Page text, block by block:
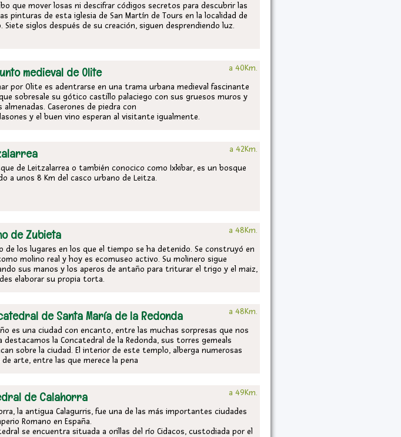
que mover losas ni descifrar códigos secretos para descubrir las
pinturas de esta iglesia de San Martín de Tours en la localidad de
Siete siglos después de su creación, siguen desprendiendo luz.
a 40Km.
medieval de Olite
por Olite es adentrarse en una trama urbana medieval fascinante
sobresale su gótico castillo palaciego con sus gruesos muros y
almenadas. Caserones de piedra con
y el buen vino esperan al visitante igualmente.
a 42Km.
de Leitzalarrea o también conocico como Ixkibar, es un bosque
a unos 8 Km del casco urbano de Leitza.
a 48Km.
de Zubieta
de los lugares en los que el tiempo se ha detenido. Se construyó en
molino real y hoy es ecomuseo activo. Su molinero sigue
sus manos y los aperos de antaño para triturar el trigo y el maiz,
elaborar su propia torta.
a 48Km.
de Santa María de la Redonda
es una ciudad con encanto, entre las muchas sorpresas que nos
destacamos la Concatedral de la Redonda, sus torres gemeals
sobre la ciudad. El interior de este templo, alberga numerosas
de arte, entre las que merece la pena
a 49Km.
de Calahorra
la antigua Calagurris, fue una de las más importantes ciudades
Romano en España.
se encuentra situada a orillas del río Cidacos, custodiada por el